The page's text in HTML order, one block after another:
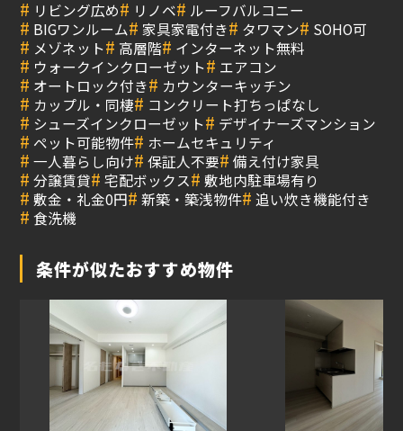
# リビング広め# リノベ# ルーフバルコニー
# BIGワンルーム# 家具家電付き# タワマン# SOHO可
# メゾネット# 高層階# インターネット無料
# ウォークインクローゼット# エアコン
# オートロック付き# カウンターキッチン
# カップル・同棲# コンクリート打ちっぱなし
# シューズインクローゼット# デザイナーズマンション
# ペット可能物件# ホームセキュリティ
# 一人暮らし向け# 保証人不要# 備え付け家具
# 分譲賃貸# 宅配ボックス# 敷地内駐車場有り
# 敷金・礼金0円# 新築・築浅物件# 追い炊き機能付き
# 食洗機
条件が似たおすすめ物件